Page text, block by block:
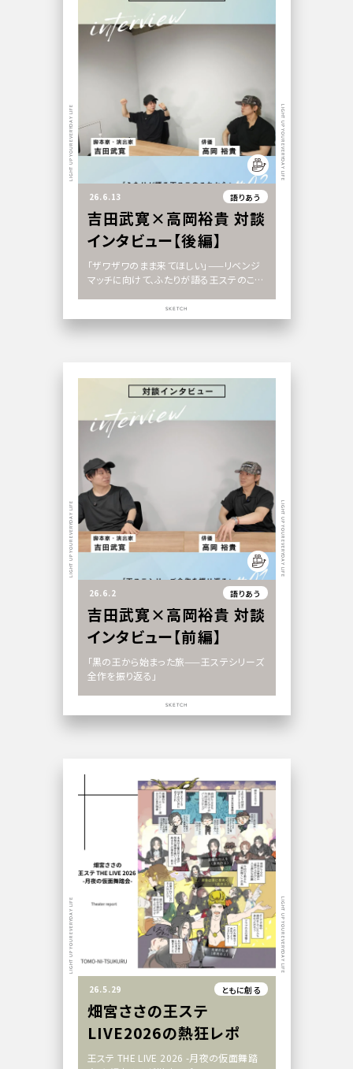
26.6.13 語りあう
吉田武寛×高岡裕貴 対談
インタビュー【後編】
「ザワザワのまま来てほしい」——リベンジ
マッチに向けて、ふたりが語る王ステのこれ
LIGHT UP YOUR EVERYDAY LIFE LIGHT UP YOUR EVERYDAY LIFE
SKETCH
26.6.2 語りあう
吉田武寛×高岡裕貴 対談
インタビュー【前編】
「黒の王から始まった旅——王ステシリーズ
全作を振り返る」
LIGHT UP YOUR EVERYDAY LIFE LIGHT UP YOUR EVERYDAY LIFE
SKETCH
26.5.29 ともに創る
畑宮ささの王ステ
LIVE2026の熱狂レポ
王ステ THE LIVE 2026 -月夜の仮面舞踏
LIGHT UP YOUR EVERYDAY LIFE LIGHT UP YOUR EVERYDAY LIFE